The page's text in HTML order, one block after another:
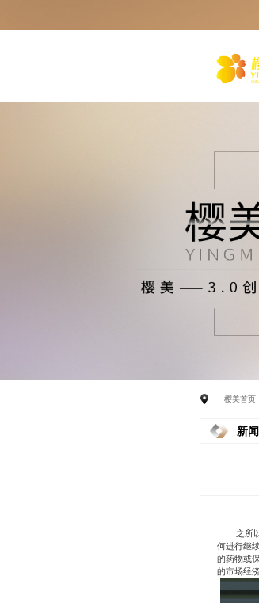
妆品包装盒
樱美首页
新
之所
何进行继
的药物或
的市场经